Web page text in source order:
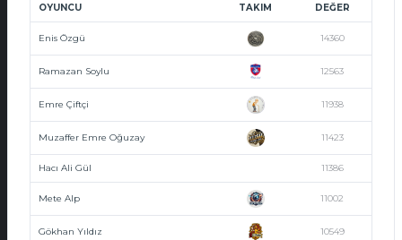
OYUNCU TAKIM DEĞER
Enis Özgü 14360
Ramazan Soylu 12563
Emre Çiftçi 11938
Muzaffer Emre Oğuzay 11423
Hacı Ali Gül 11386
Mete Alp 11002
Gökhan Yıldız 10549